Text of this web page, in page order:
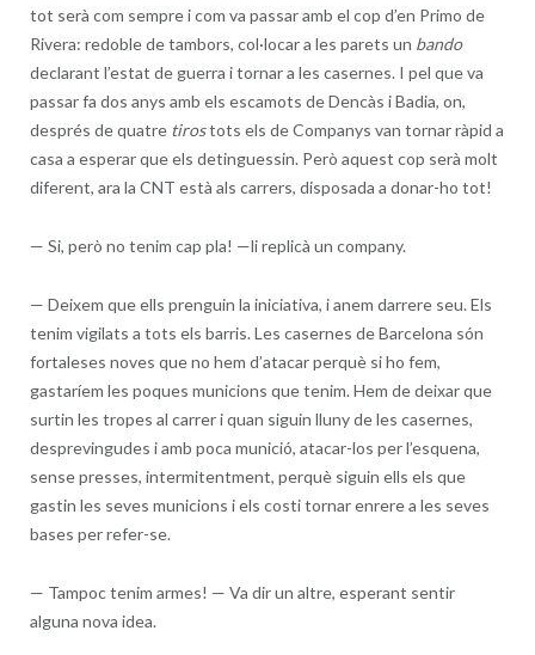
tot serà com sempre i com va passar amb el cop d’en Primo de
Rivera: redoble de tambors, col·locar a les parets un bando
declarant l’estat de guerra i tornar a les casernes. I pel que va
passar fa dos anys amb els escamots de Dencàs i Badia, on,
després de quatre tirostots els de Companys van tornar ràpid a
casa a esperar que els detinguessin. Però aquest cop serà molt
diferent, ara la CNT està als carrers, disposada a donar-ho tot!
— Si, però no tenim cap pla! —li replicà un company.
— Deixem que ells prenguin la iniciativa, i anem darrere seu. Els
tenim vigilats a tots els barris. Les casernes de Barcelona són
fortaleses noves que no hem d’atacar perquè si ho fem,
gastaríem les poques municions que tenim. Hem de deixar que
surtin les tropes al carrer i quan siguin lluny de les casernes,
desprevingudes i amb poca munició, atacar-los per l’esquena,
sense presses, intermitentment, perquè siguin ells els que
gastin les seves municions i els costi tornar enrere a les seves
bases per refer-se.
— Tampoc tenim armes! — Va dir un altre, esperant sentir
alguna nova idea.